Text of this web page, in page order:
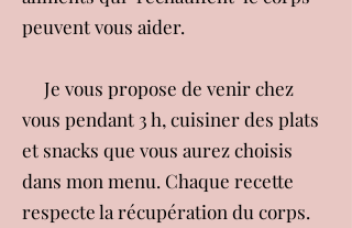
peuvent vous aider.
Je vous propose de venir chez
vous pendant 3 h, cuisiner des plats
et snacks que vous aurez choisis
dans mon menu. Chaque recette
respecte la récupération du corps.